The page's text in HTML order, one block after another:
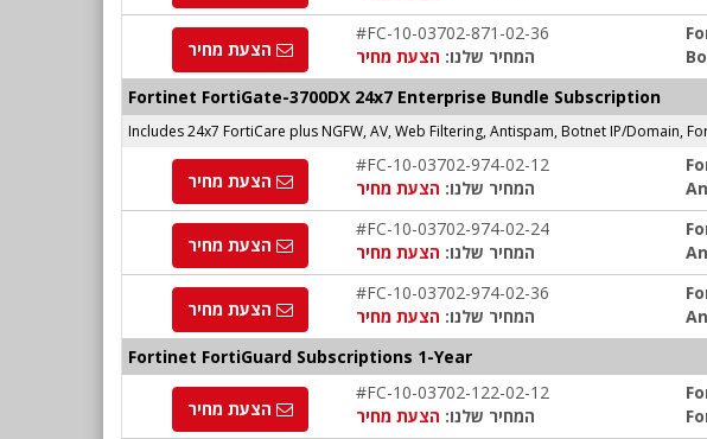
#FC-10-03702-871-02-36
המחיר שלנו: הצעת מחיר הצעת מחיר
Fortinet FortiGate-3700DX 24x7 Enterprise Bundle Subscription
Includes 24x7 FortiCare plus NGFW, AV, Web Filtering, Antispam, Botnet IP/Domain,
#FC-10-03702-974-02-12
המחיר שלנו: הצעת מחיר הצעת מחיר
#FC-10-03702-974-02-24
המחיר שלנו: הצעת מחיר הצעת מחיר
#FC-10-03702-974-02-36
המחיר שלנו: הצעת מחיר הצעת מחיר
Fortinet FortiGuard Subscriptions 1-Year
#FC-10-03702-122-02-12
המחיר שלנו: הצעת מחיר הצעת מחיר